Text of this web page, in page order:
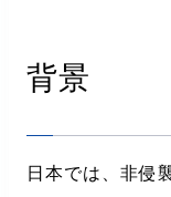
2026.06.23
様式2-1:提案書
2026.04.24
背景
日本では、非侵